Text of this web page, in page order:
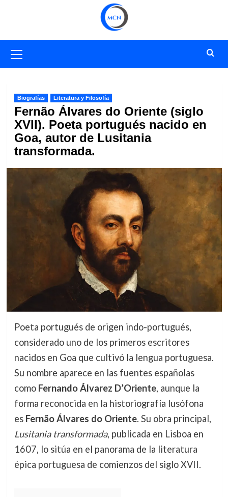
primario
Biografías Literatura y Filosofía
Fernão Álvares do Oriente (siglo
XVII). Poeta portugués nacido en
Goa, autor de Lusitania
transformada.
Poeta portugués de origen indo-portugués,
considerado uno de los primeros escritores
nacidos en Goa que cultivó la lengua portuguesa.
Su nombre aparece en las fuentes españolas
como Fernando Álvarez D’Oriente, aunque la
forma reconocida en la historiografía lusófona
es Fernão Álvares do Oriente. Su obra principal,
Lusitania transformada, publicada en Lisboa en
1607, lo sitúa en el panorama de la literatura
épica portuguesa de comienzos del siglo XVII.